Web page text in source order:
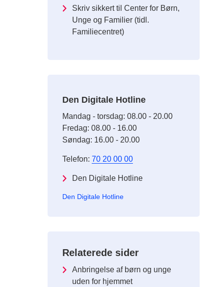
Skriv sikkert til Center for Børn,
Unge og Familier (tidl.
Familiecentret)
Den Digitale Hotline
Mandag - torsdag: 08.00 - 20.00
Fredag: 08.00 - 16.00
Søndag: 16.00 - 20.00
Telefon:70 20 00 00
Den Digitale Hotline
Den Digitale Hotline
Relaterede sider
Anbringelse af børn og unge
uden for hjemmet